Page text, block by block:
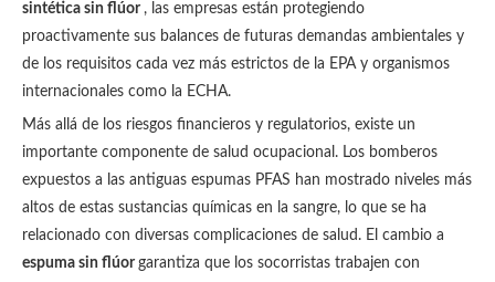
sintética sin flúor , las empresas están protegiendo
proactivamente sus balances de futuras demandas ambientales y
de los requisitos cada vez más estrictos de la EPA y organismos
internacionales como la ECHA.
Más allá de los riesgos financieros y regulatorios, existe un
importante componente de salud ocupacional. Los bomberos
expuestos a las antiguas espumas PFAS han mostrado niveles más
altos de estas sustancias químicas en la sangre, lo que se ha
relacionado con diversas complicaciones de salud. El cambio a
espuma sin flúorgarantiza que los socorristas trabajen con